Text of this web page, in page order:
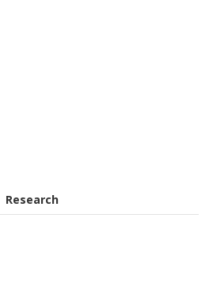
Research